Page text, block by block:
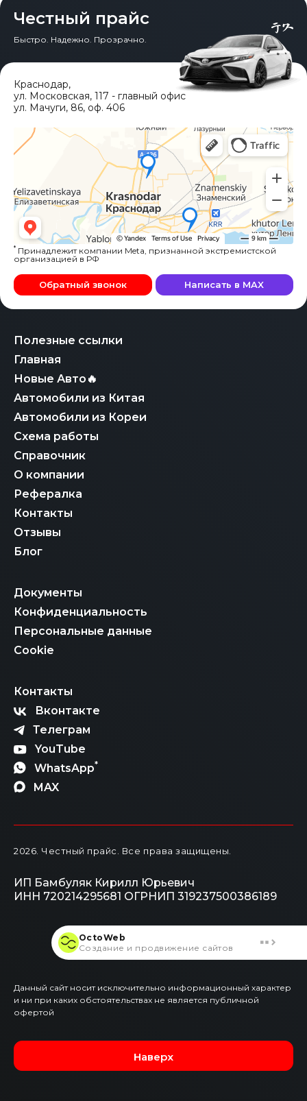
Честный прайс
Быстро. Надежно. Прозрачно.
Полезные ссылки
Главная
Новые Авто🔥
Автомобили из Китая
Автомобили из Кореи
Схема работы
Справочник
О компании
Рефералка
Контакты
Отзывы
Блог
Документы
Конфиденциальность
Персональные данные
Cookie
Контакты
Вконтакте
Телеграм
YouTube
WhatsApp*
MAX
Краснодар,
ул. Московская, 117 - главный офис
ул. Мачуги, 86, оф. 406
* Принадлежит компании Meta, признанной экстремистской
организацией в РФ
Обратный звонок Написать в MAX
2026 . Честный прайс. Все права защищены.
ИП Бамбуляк Кирилл Юрьевич
ИНН 720214295681 ОГРНИП 319237500386189
Данный сайт носит исключительно информационный характер
и ни при каких обстоятельствах не является публичной
офертой
Наверх
OctoWeb
Создание и продвижение сайтов